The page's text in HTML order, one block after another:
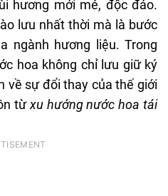
hương mới mẻ, độc đáo.
lưu nhất thời mà là bước
ngành hương liệu. Trong
hoa không chỉ lưu giữ ký
về sự đổi thay của thế giới
từxu hướng nước hoa tái